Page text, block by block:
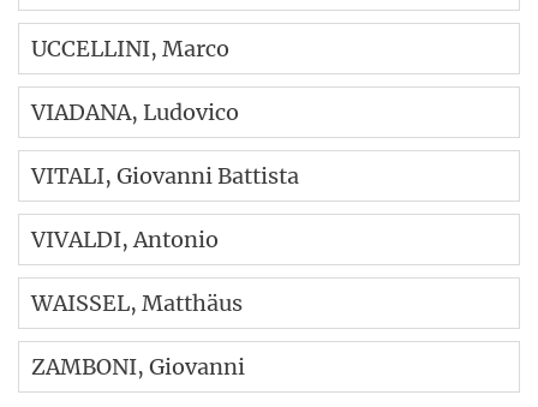
UCCELLINI, Marco
VIADANA, Ludovico
VITALI, Giovanni Battista
VIVALDI, Antonio
WAISSEL, Matthäus
ZAMBONI, Giovanni